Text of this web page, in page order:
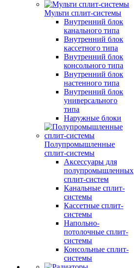
Мульти сплит-системы
Внутренний блок
канального типа
Внутренний блок
кассетного типа
Внутренний блок
консольного типа
Внутренний блок
настенного типа
Внутренний блок
универсального
типа
Наружные блоки
Полупромышленные
сплит-системы
Аксессуары для
полупромышленных
сплит-систем
Канальные сплит-
системы
Кассетные сплит-
системы
Напольно-
потолочные сплит-
системы
Консольные сплит-
системы